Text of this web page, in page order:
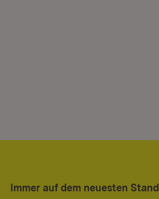
Immer auf dem neuesten Stand